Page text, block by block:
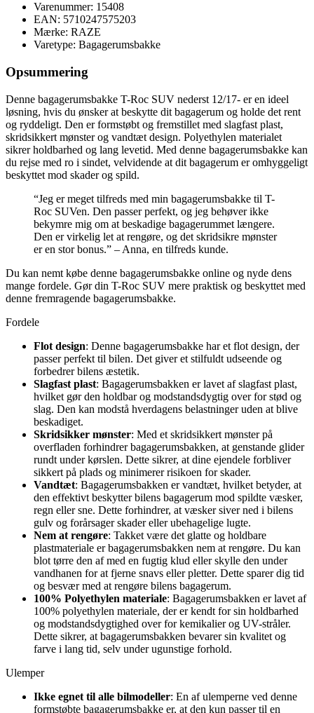
Varenummer: 15408
EAN: 5710247575203
Mærke: RAZE
Varetype: Bagagerumsbakke
Opsummering
Denne bagagerumsbakke T-Roc SUV nederst 12/17- er en ideel
løsning, hvis du ønsker at beskytte dit bagagerum og holde det rent
og ryddeligt. Den er formstøbt og fremstillet med slagfast plast,
skridsikkert mønster og vandtæt design. Polyethylen materialet
sikrer holdbarhed og lang levetid. Med denne bagagerumsbakke kan
du rejse med ro i sindet, velvidende at dit bagagerum er omhyggeligt
beskyttet mod skader og spild.
“Jeg er meget tilfreds med min bagagerumsbakke til T-
Roc SUVen. Den passer perfekt, og jeg behøver ikke
bekymre mig om at beskadige bagagerummet længere.
Den er virkelig let at rengøre, og det skridsikre mønster
er en stor bonus.” – Anna, en tilfreds kunde.
Du kan nemt købe denne bagagerumsbakke online og nyde dens
mange fordele. Gør din T-Roc SUV mere praktisk og beskyttet med
denne fremragende bagagerumsbakke.
Fordele
Flot design: Denne bagagerumsbakke har et flot design, der
passer perfekt til bilen. Det giver et stilfuldt udseende og
forbedrer bilens æstetik.
Slagfast plast: Bagagerumsbakken er lavet af slagfast plast,
hvilket gør den holdbar og modstandsdygtig over for stød og
slag. Den kan modstå hverdagens belastninger uden at blive
beskadiget.
Skridsikker mønster: Med et skridsikkert mønster på
overfladen forhindrer bagagerumsbakken, at genstande glider
rundt under kørslen. Dette sikrer, at dine ejendele forbliver
sikkert på plads og minimerer risikoen for skader.
Vandtæt: Bagagerumsbakken er vandtæt, hvilket betyder, at
den effektivt beskytter bilens bagagerum mod spildte væsker,
regn eller sne. Dette forhindrer, at væsker siver ned i bilens
gulv og forårsager skader eller ubehagelige lugte.
Nem at rengøre: Takket være det glatte og holdbare
plastmateriale er bagagerumsbakken nem at rengøre. Du kan
blot tørre den af med en fugtig klud eller skylle den under
vandhanen for at fjerne snavs eller pletter. Dette sparer dig tid
og besvær med at rengøre bilens bagagerum.
100% Polyethylen materiale: Bagagerumsbakken er lavet af
100% polyethylen materiale, der er kendt for sin holdbarhed
og modstandsdygtighed over for kemikalier og UV-stråler.
Dette sikrer, at bagagerumsbakken bevarer sin kvalitet og
farve i lang tid, selv under ugunstige forhold.
Ulemper
Ikke egnet til alle bilmodeller: En af ulemperne ved denne
formstøbte bagagerumsbakke er, at den kun passer til en